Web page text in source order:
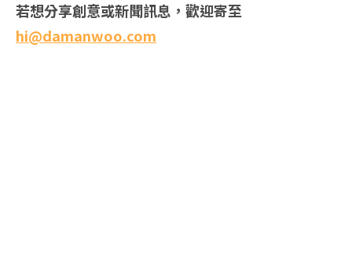
若想分享創意或新聞訊息，歡迎寄至
hi@damanwoo.com